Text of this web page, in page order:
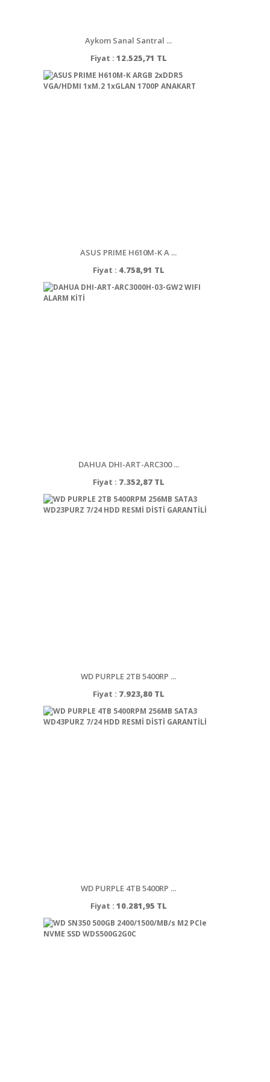
Aykom Sanal Santral ...
Fiyat : 12.525,71 TL
ASUS PRIME H610M-K A ...
Fiyat : 4.758,91 TL
DAHUA DHI-ART-ARC300 ...
Fiyat : 7.352,87 TL
WD PURPLE 2TB 5400RP ...
Fiyat : 7.923,80 TL
WD PURPLE 4TB 5400RP ...
Fiyat : 10.281,95 TL